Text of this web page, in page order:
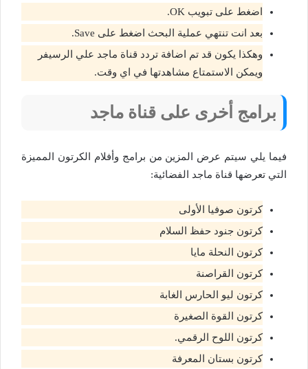
اضغط على تبويب OK.
بعد انت تنتهي عملية البحث اضغط على Save.
وهكذا يكون قد تم اضافة تردد قناة ماجد علي الرسيفر
ويمكن الاستمتاع مشاهدتها في اي وقت.
برامج أخرى على قناة ماجد
فيما يلي سيتم عرض المزين من برامج وأفلام الكرتون المميزة
التي تعرضها قناة ماجد الفضائية:
كرتون صوفيا الأولى
كرتون جنود حفظ السلام
كرتون النحلة مايا
كرتون القراصنة
كرتون ليو الحارس الغابة
كرتون القوة الصغيرة
كرتون اللوح الرقمي.
كرتون بستان المعرفة